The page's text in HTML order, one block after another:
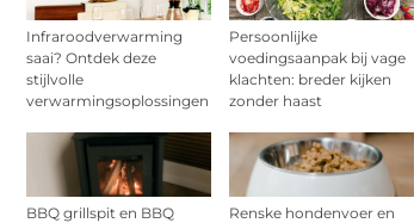
Infraroodverwarming
saai? Ontdek deze
stijlvolle
verwarmingsoplossingen
Persoonlijke
voedingsaanpak bij vage
klachten: breder kijken
zonder haast
BBQ grillspit en BBQ
Renske hondenvoer en